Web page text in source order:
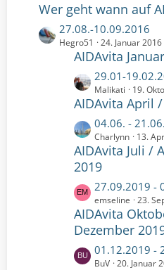
r
g
e
e
i
t
r
g
e
t
e
B
e
i
t
r
g
e
Wer geht wann auf
L
e
27.08.-10.09.2016
Hegro51 24. Januar
AIDAvita
L
e
t
t
e
B
e
i
t
r
ä
e
29.01-
Malikati 19.
AIDAvita April
L
e
t
z
e
B
e
i
t
r
04.06. -
Charlynn 13.
AIDAvita Juli /
2019
L
e
t
z
e
27.09.2019 -
emseline 23.
AIDAvita
Dezember
L
e
01.12.2019 -
BuV 20. Januar